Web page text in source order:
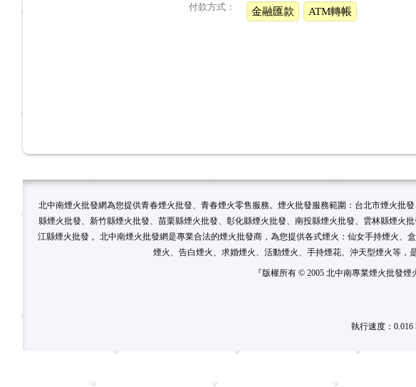
付款方式： 金融匯款 ATM轉帳
北中南煙火批發網為您提供青春煙火批發、青春煙火零售服務。煙火批發服務範圍：台北市煙火批
縣煙火批發、新竹縣煙火批發、苗栗縣煙火批發、彰化縣煙火批發、南投縣煙火批發、雲林縣煙
江縣煙火批發 。北中南煙火批發網是專業合法的煙火批發商，為您提供各式煙火：仙女手持煙火
煙火、告白煙火、求婚煙火、活動煙火、手持煙花、沖天型煙火等
『版權所有 © 2005 北中南專業煙火批發
執行速度 ：0.016